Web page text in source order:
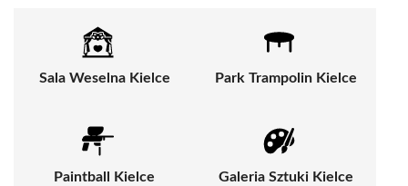
Sala Weselna Kielce Park Trampolin Kielce
Paintball Kielce Galeria Sztuki Kielce